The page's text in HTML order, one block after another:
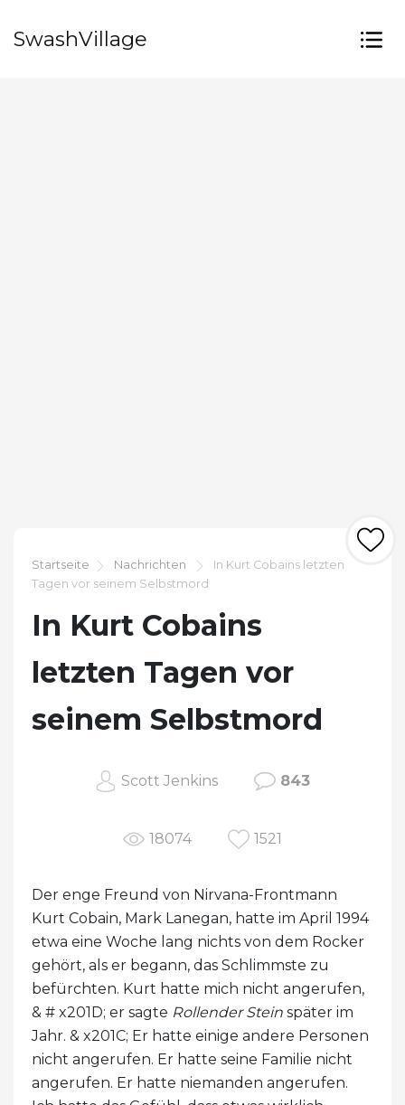
SwashVillage
Startseite Nachrichten
In Kurt Cobains letzten
Tagen vor seinem Selbstmord
In Kurt Cobains
letzten Tagen vor
seinem Selbstmord
Scott Jenkins 843
18074 1521
Der enge Freund von Nirvana-Frontmann
Kurt Cobain, Mark Lanegan, hatte im April 1994
etwa eine Woche lang nichts von dem Rocker
gehört, als er begann, das Schlimmste zu
befürchten. Kurt hatte mich nicht angerufen,
& # x201D; er sagte Rollender Stein später im
Jahr. & x201C; Er hatte einige andere Personen
nicht angerufen. Er hatte seine Familie nicht
angerufen. Er hatte niemanden angerufen.